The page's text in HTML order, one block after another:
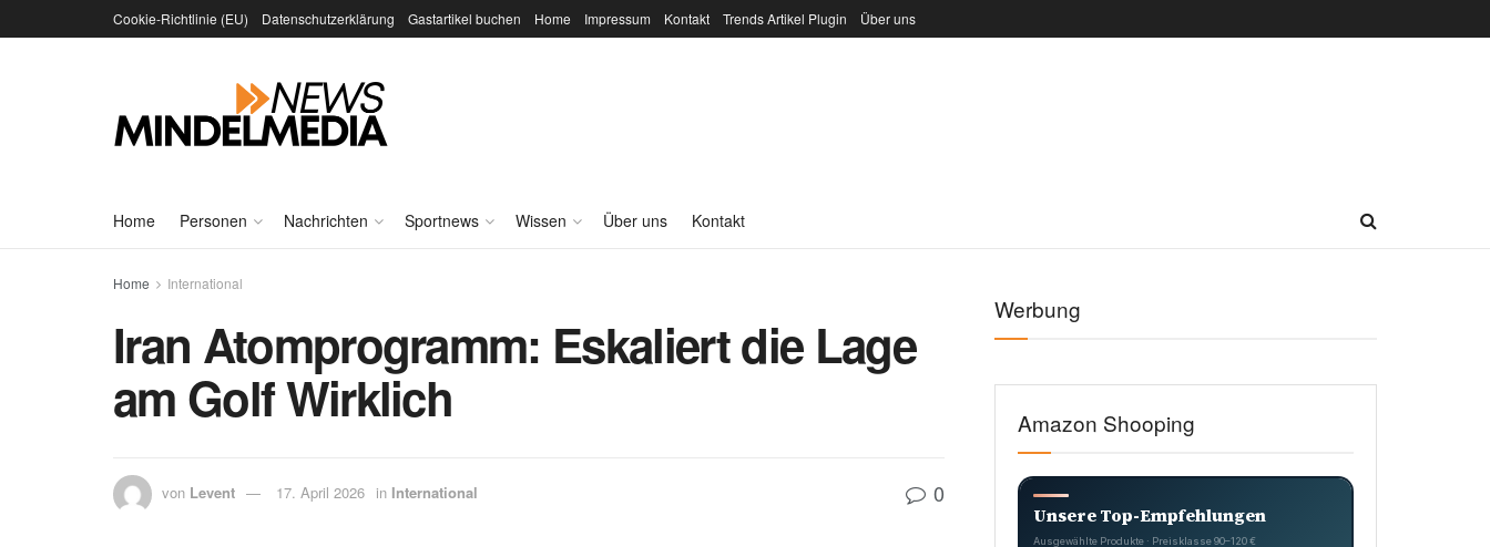
Cookie-Richtlinie (EU) Datenschutzerklärung Gastartikel buchen Home Impressum Kontakt Trends Artikel Plugin Über uns
Home Personen Nachrichten Sportnews Wissen Über uns Kontakt
Home International
Iran Atomprogramm: Eskaliert die Lage
am Golf Wirklich
von Levent 17. April 2026 in International 0
Werbung
Amazon Shooping
Unsere Top-Empfehlungen
Ausgewählte Produkte · Preisklasse 90–120 €